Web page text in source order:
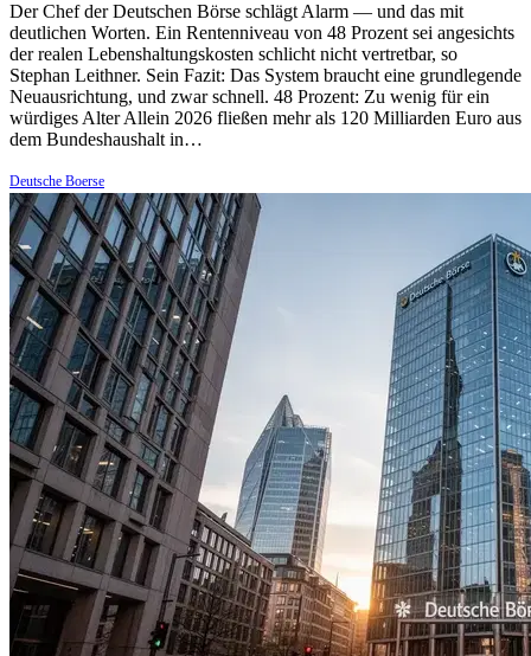
Der Chef der Deutschen Börse schlägt Alarm — und das mit
deutlichen Worten. Ein Rentenniveau von 48 Prozent sei angesichts
der realen Lebenshaltungskosten schlicht nicht vertretbar, so
Stephan Leithner. Sein Fazit: Das System braucht eine grundlegende
Neuausrichtung, und zwar schnell. 48 Prozent: Zu wenig für ein
würdiges Alter Allein 2026 fließen mehr als 120 Milliarden Euro aus
dem Bundeshaushalt in…
Deutsche Boerse